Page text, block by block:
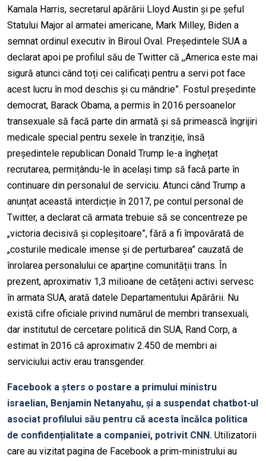
Kamala Harris, secretarul apărării Lloyd Austin și pe șeful
Statului Major al armatei americane, Mark Milley, Biden a
semnat ordinul executiv în Biroul Oval. Președintele SUA a
declarat apoi pe profilul său de Twitter că ,,America este mai
sigură atunci când toți cei calificați pentru a servi pot face
acest lucru în mod deschis și cu mândrie”. Fostul președinte
democrat, Barack Obama, a permis în 2016 persoanelor
transexuale să facă parte din armată și să primească îngrijiri
medicale special pentru sexele în tranziție, însă
președintele republican Donald Trump le-a înghețat
recrutarea, permițându-le în același timp să facă parte în
continuare din personalul de serviciu. Atunci când Trump a
anunțat această interdicție în 2017, pe contul personal de
Twitter, a declarat că armata trebuie să se concentreze pe
„victoria decisivă și copleșitoare”, fără a fi împovărată de
„costurile medicale imense și de perturbarea” cauzată de
înrolarea personalului ce aparține comunității trans. În
prezent, aproximativ 1,3 milioane de cetățeni activi servesc
în armata SUA, arată datele Departamentului Apărării. Nu
există cifre oficiale privind numărul de membri transexuali,
dar institutul de cercetare politică din SUA, Rand Corp, a
estimat în 2016 că aproximativ 2.450 de membri ai
serviciului activ erau transgender.
Facebook a șters o postare a primului ministru
israelian, Benjamin Netanyahu, și a suspendat chatbot-ul
asociat profilului său pentru că acesta încălca politica
de confidențialitate a companiei, potrivit CNN. Utilizatorii
care au vizitat pagina de Facebook a prim-ministrului au